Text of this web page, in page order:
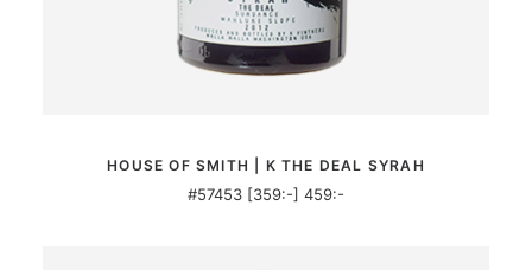
HOUSE OF SMITH | K THE DEAL SYRAH
#57453 [359:-] 459:-